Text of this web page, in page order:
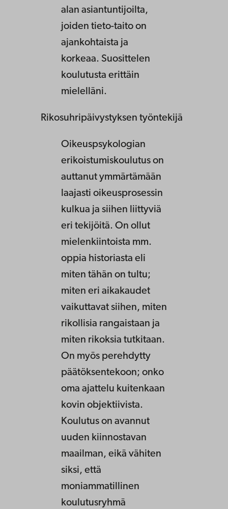
alan asiantuntijoilta,
joiden tieto-taito on
ajankohtaista ja
korkeaa. Suosittelen
koulutusta erittäin
mielelläni.
Rikosuhripäivystyksen työntekijä
Oikeuspsykologian
erikoistumiskoulutus on
auttanut ymmärtämään
laajasti oikeusprosessin
kulkua ja siihen liittyviä
eri tekijöitä. On ollut
mielenkiintoista mm.
oppia historiasta eli
miten tähän on tultu;
miten eri aikakaudet
vaikuttavat siihen, miten
rikollisia rangaistaan ja
miten rikoksia tutkitaan.
On myös perehdytty
päätöksentekoon; onko
oma ajattelu kuitenkaan
kovin objektiivista.
Koulutus on avannut
uuden kiinnostavan
maailman, eikä vähiten
siksi, että
moniammatillinen
koulutusryhmä